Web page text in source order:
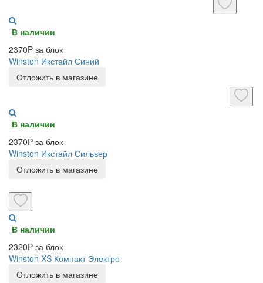
В наличии
2370P за блок
Winston Икстайл Синий
Отложить в магазине
В наличии
2370P за блок
Winston Икстайл Сильвер
Отложить в магазине
В наличии
2320P за блок
Winston XS Компакт Электро
Отложить в магазине